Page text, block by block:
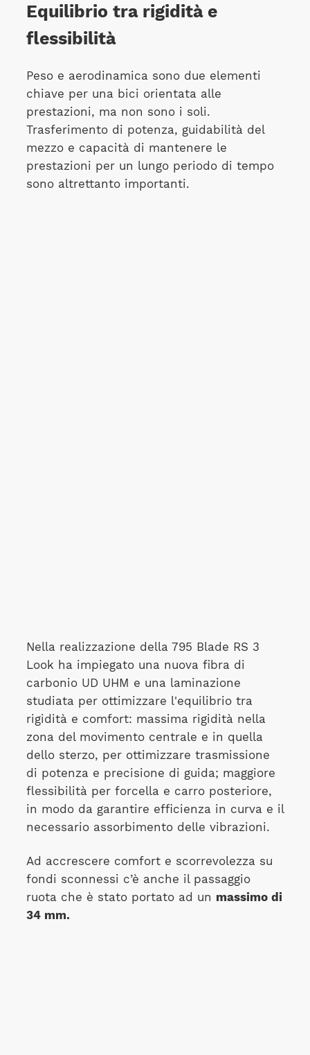
Equilibrio tra rigidità e
flessibilità
Peso e aerodinamica sono due elementi
chiave per una bici orientata alle
prestazioni, ma non sono i soli.
Trasferimento di potenza, guidabilità del
mezzo e capacità di mantenere le
prestazioni per un lungo periodo di tempo
sono altrettanto importanti.
Nella realizzazione della 795 Blade RS 3
Look ha impiegato una nuova fibra di
carbonio UD UHM e una laminazione
studiata per ottimizzare l'equilibrio tra
rigidità e comfort: massima rigidità nella
zona del movimento centrale e in quella
dello sterzo, per ottimizzare trasmissione
di potenza e precisione di guida; maggiore
flessibilità per forcella e carro posteriore,
in modo da garantire efficienza in curva e il
necessario assorbimento delle vibrazioni.
Ad accrescere comfort e scorrevolezza su
fondi sconnessi c’è anche il passaggio
ruota che è stato portato ad un massimo di
34 mm.